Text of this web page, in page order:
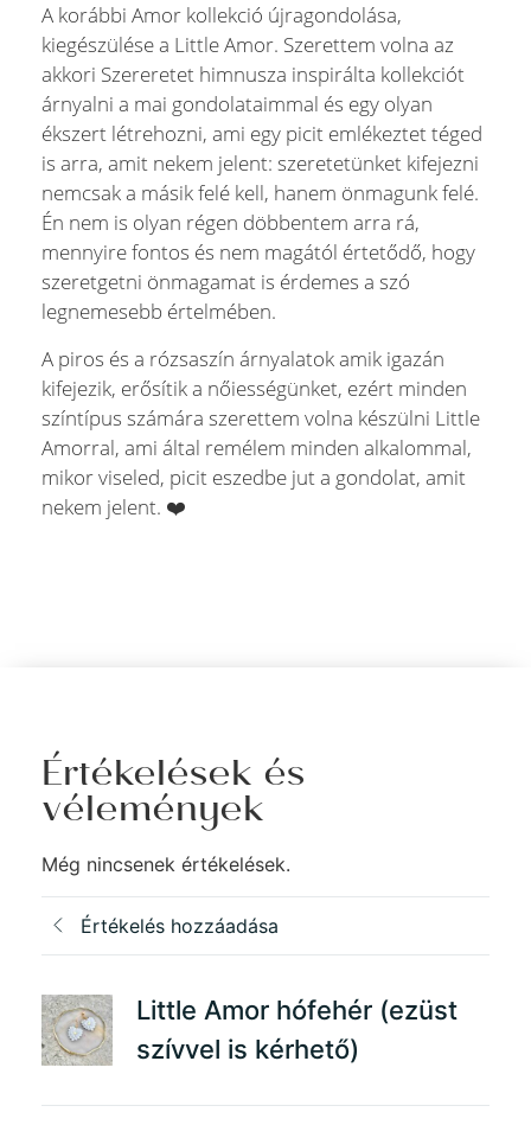
A korábbi Amor kollekció újragondolása,
kiegészülése a Little Amor. Szerettem volna az
akkori Szereretet himnusza inspirálta kollekciót
árnyalni a mai gondolataimmal és egy olyan
ékszert létrehozni, ami egy picit emlékeztet téged
is arra, amit nekem jelent: szeretetünket kifejezni
nemcsak a másik felé kell, hanem önmagunk felé.
Én nem is olyan régen döbbentem arra rá,
mennyire fontos és nem magától értetődő, hogy
szeretgetni önmagamat is érdemes a szó
legnemesebb értelmében.
A piros és a rózsaszín árnyalatok amik igazán
kifejezik, erősítik a nőiességünket, ezért minden
színtípus számára szerettem volna készülni Little
Amorral, ami által remélem minden alkalommal,
mikor viseled, picit eszedbe jut a gondolat, amit
nekem jelent. ❤️
Értékelések és
vélemények
Még nincsenek értékelések.
Értékelés hozzáadása
Little Amor hófehér (ezüst
szívvel is kérhető)